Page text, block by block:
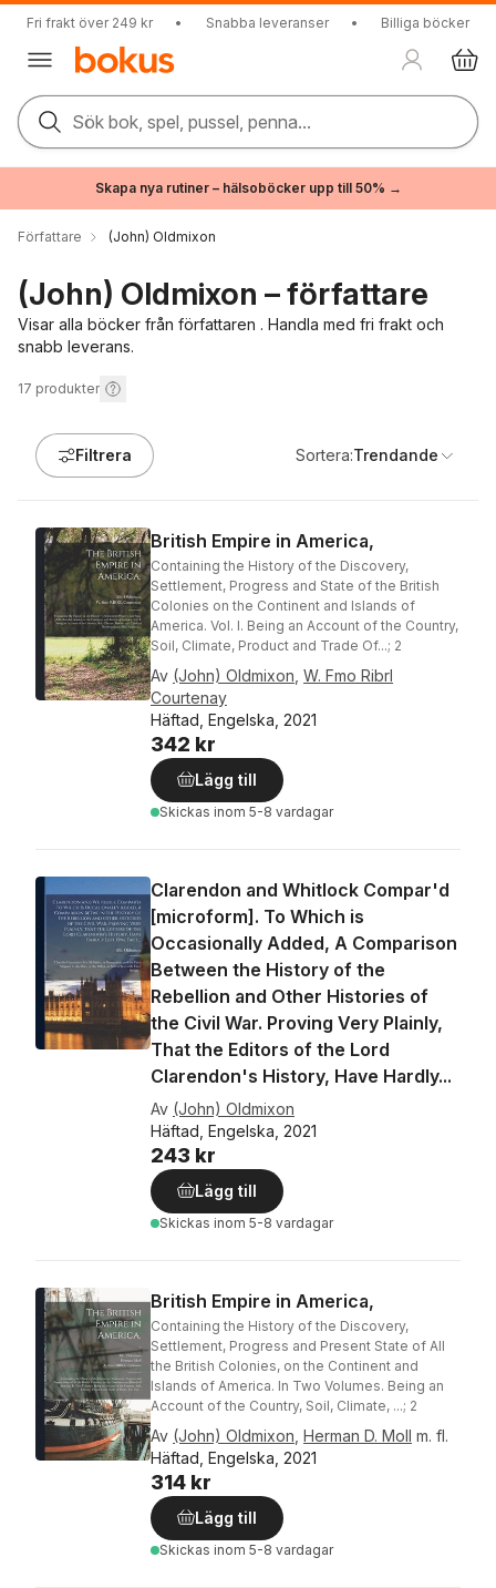
Fri frakt över 249 kr • Snabba leveranser • Billiga böcker
Sök bok, spel, pussel, penna...
Skapa nya rutiner – hälsoböcker upp till 50% →
Författare (John) Oldmixon
(John) Oldmixon – författare
Visar alla böcker från författaren . Handla med fri frakt och
snabb leverans.
17 produkter
Filtrera Sortera:Trendande
British Empire in America,
Containing the History of the Discovery,
Settlement, Progress and State of the British
Colonies on the Continent and Islands of
America. Vol. I. Being an Account of the Country,
Soil, Climate, Product and Trade Of...; 2
Av (John) Oldmixon W. Fmo Ribrl
Courtenay
Häftad, Engelska, 2021
342 kr
Lägg till
Skickas inom 5-8 vardagar
Clarendon and Whitlock Compar'd
[microform]. To Which is
Occasionally Added, A Comparison
Between the History of the
Rebellion and Other Histories of
the Civil War. Proving Very Plainly,
That the Editors of the Lord
Clarendon's History, Have Hardly...
Av (John) Oldmixon
Häftad, Engelska, 2021
243 kr
Lägg till
Skickas inom 5-8 vardagar
British Empire in America,
Containing the History of the Discovery,
Settlement, Progress and Present State of All
the British Colonies, on the Continent and
Islands of America. In Two Volumes. Being an
Account of the Country, Soil, Climate, ...; 2
Av (John) Oldmixon Herman D. Moll m. fl.
Häftad, Engelska, 2021
314 kr
Lägg till
Skickas inom 5-8 vardagar